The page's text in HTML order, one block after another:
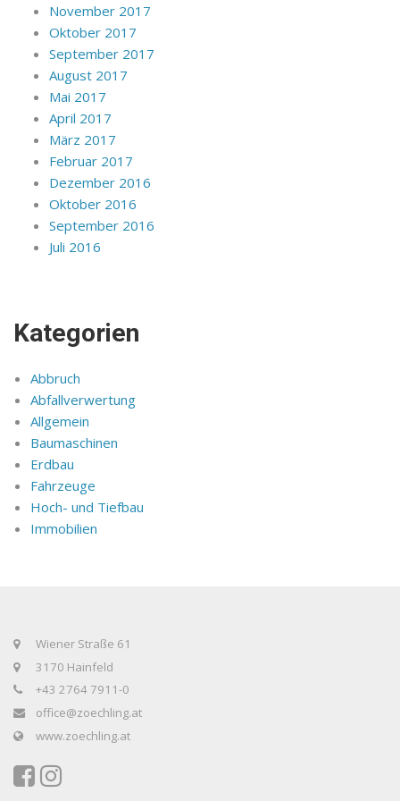
November 2017
Oktober 2017
September 2017
August 2017
Mai 2017
April 2017
März 2017
Februar 2017
Dezember 2016
Oktober 2016
September 2016
Juli 2016
Kategorien
Abbruch
Abfallverwertung
Allgemein
Baumaschinen
Erdbau
Fahrzeuge
Hoch- und Tiefbau
Immobilien
Wiener Straße 61
3170 Hainfeld
+43 2764 7911-0
office@zoechling.at
www.zoechling.at